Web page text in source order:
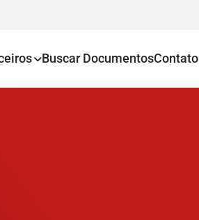
Buscar DocumentosContato